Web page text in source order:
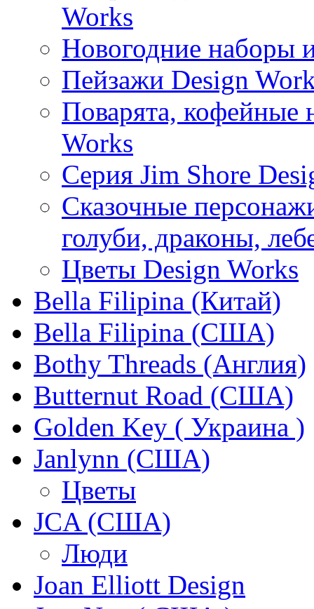
Works
Новогодние наборы
Пейзажи Design
Поварята, кофейные
Works
Серия Jim Shore
Сказочные
голуби, драконы,
Цветы Design Works
Bella Filipina (Китай)
Bella Filipina (США)
Bothy Threads (Англия)
Butternut Road (США)
Golden Key ( Украина )
Janlynn (США)
Цветы
JCA (США)
Люди
Joan Elliott Design